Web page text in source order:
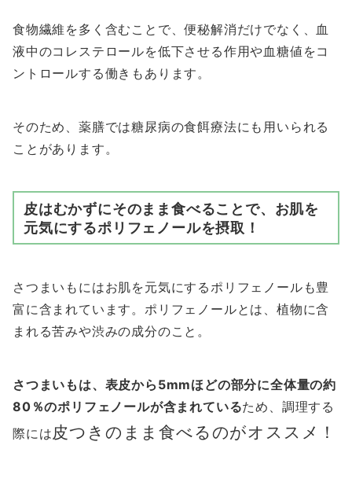
食物繊維を多く含むことで、便秘解消だけでなく、血
液中のコレステロールを低下させる作用や血糖値をコ
ントロールする働きもあります。
そのため、薬膳では糖尿病の食餌療法にも用いられる
ことがあります。
皮はむかずにそのまま食べることで、お肌を
元気にするポリフェノールを摂取！
さつまいもにはお肌を元気にするポリフェノールも豊
富に含まれています。ポリフェノールとは、植物に含
まれる苦みや渋みの成分のこと。
さつまいもは、表皮から5mmほどの部分に全体量の約
80％のポリフェノールが含まれているため、調理する
際には皮つきのまま食べるのがオススメ！